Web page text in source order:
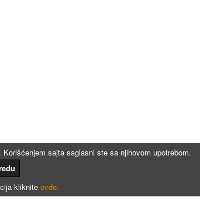
sajta saglasni ste sa njihovom upotrebom.
kliknite ovde.
Brzi linkovi